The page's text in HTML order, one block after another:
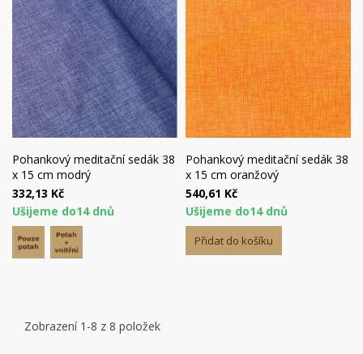
Pohankový meditační sedák 38
x 15 cm modrý
332,13 Kč
Ušijeme do14 dnů
Pohankový meditační sedák 38
x 15 cm oranžový
540,61 Kč
Ušijeme do14 dnů
Přidat do košíku
Zobrazení 1-8 z 8 položek